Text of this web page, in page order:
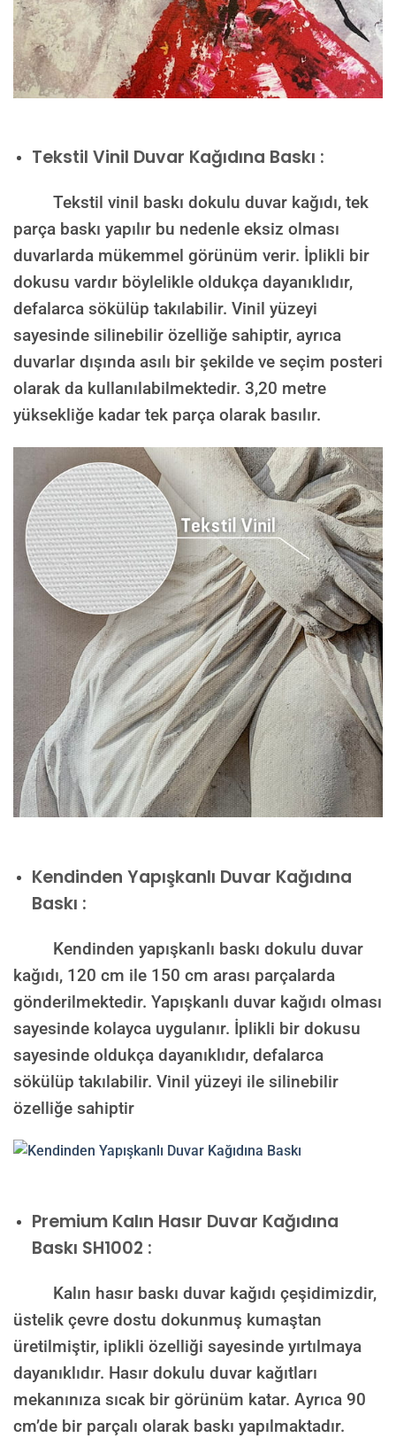
Tekstil Vinil Duvar Kağıdına Baskı :
Tekstil vinil baskı dokulu duvar kağıdı, tek
parça baskı yapılır bu nedenle eksiz olması
duvarlarda mükemmel görünüm verir. İplikli bir
dokusu vardır böylelikle oldukça dayanıklıdır,
defalarca sökülüp takılabilir. Vinil yüzeyi
sayesinde silinebilir özelliğe sahiptir, ayrıca
duvarlar dışında asılı bir şekilde ve seçim posteri
olarak da kullanılabilmektedir. 3,20 metre
yüksekliğe kadar tek parça olarak basılır.
Kendinden Yapışkanlı Duvar Kağıdına
Baskı :
Kendinden yapışkanlı baskı dokulu duvar
kağıdı, 120 cm ile 150 cm arası parçalarda
gönderilmektedir. Yapışkanlı duvar kağıdı olması
sayesinde kolayca uygulanır. İplikli bir dokusu
sayesinde oldukça dayanıklıdır, defalarca
sökülüp takılabilir. Vinil yüzeyi ile silinebilir
özelliğe sahiptir
Premium Kalın Hasır Duvar Kağıdına
Baskı SH1002 :
Kalın hasır baskı duvar kağıdı çeşidimizdir,
üstelik çevre dostu dokunmuş kumaştan
üretilmiştir, iplikli özelliği sayesinde yırtılmaya
dayanıklıdır. Hasır dokulu duvar kağıtları
mekanınıza sıcak bir görünüm katar. Ayrıca 90
cm’de bir parçalı olarak baskı yapılmaktadır.